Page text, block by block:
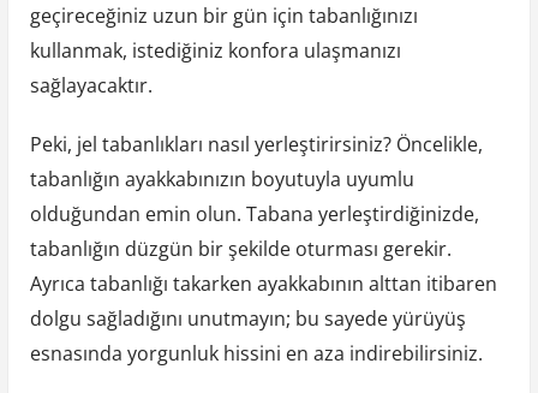
geçireceğiniz uzun bir gün için tabanlığınızı
kullanmak, istediğiniz konfora ulaşmanızı
sağlayacaktır.
Peki, jel tabanlıkları nasıl yerleştirirsiniz? Öncelikle,
tabanlığın ayakkabınızın boyutuyla uyumlu
olduğundan emin olun. Tabana yerleştirdiğinizde,
tabanlığın düzgün bir şekilde oturması gerekir.
Ayrıca tabanlığı takarken ayakkabının alttan itibaren
dolgu sağladığını unutmayın; bu sayede yürüyüş
esnasında yorgunluk hissini en aza indirebilirsiniz.